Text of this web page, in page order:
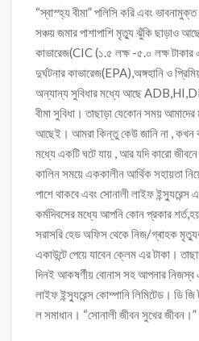
“স্বাস্হ্য বীমা” পলিসি করি এবং
সঞ্চয় জমার পাশাপাশি মৃত্যু ঝুঁকি ছাড়াও
কাভারেজ(CIC (১.৫ লক্ষ -৫.০ লক্ষ
দুর্ঘটনার কাভারেজ(EPA),অঙ্গহানি ও
অন্যান্য সুবিধার মধ্যে আছে
বীমা সুবিধা। তাছাড়া যেকোন সময়
আছেই। আমরা কিন্তু কেউ জানি না , কখন
মধ্যে একটি ঘটে যায় , আর যদি কারো
কালিন সময়ে এককালীন আর্থিক সহায়তা
পাশে থাকবে এবং সোনালী লাইফ ইন্স্যুরেন্স
কর্মদিবসের মধ্যে আপনি কোন প্রকার
সরাসরি হেড অফিস থেকে নিজ/গ্ৰাহক
একাউন্টে পেয়ে যাবেন ক্লেম এর টাকা।
দিনই আকষর্ণীয় বোনাস সহ আপনার নিজস্ব
লাইফ ইন্স্যুরেন্স কোম্পানি লিমিটেড। ডি
ল সমাধান। “সোনালী জীবন সুখের জীবন।”